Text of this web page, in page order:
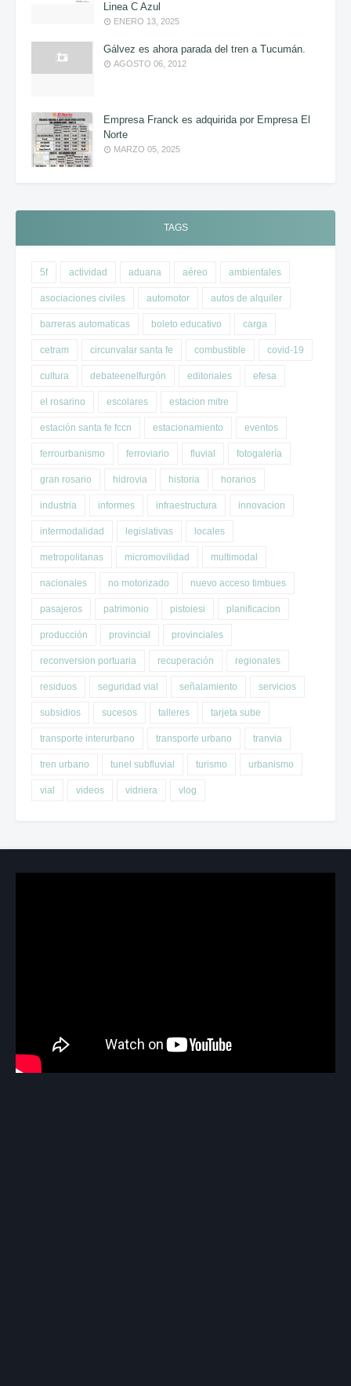
Linea C Azul
ENERO 13, 2025
Gálvez es ahora parada del tren a Tucumán.
AGOSTO 06, 2012
Empresa Franck es adquirida por Empresa El
Norte
MARZO 05, 2025
TAGS
5f actividad aduana aéreo ambientales
asociaciones civiles automotor autos de alquiler
barreras automaticas boleto educativo carga
cetram circunvalar santa fe combustible covid-19
cultura debateenelfurgón editoriales efesa
el rosarino escolares estacion mitre
estación santa fe fccn estacionamiento eventos
ferrourbanismo ferroviario fluvial fotogalería
gran rosario hidrovia historia horarios
industria informes infraestructura innovacion
intermodalidad legislativas locales
metropolitanas micromovilidad multimodal
nacionales no motorizado nuevo acceso timbues
pasajeros patrimonio pistoiesi planificacion
producción provincial provinciales
reconversion portuaria recuperación regionales
residuos seguridad vial señalamiento servicios
subsidios sucesos talleres tarjeta sube
transporte interurbano transporte urbano tranvia
tren urbano tunel subfluvial turismo urbanismo
vial videos vidriera vlog